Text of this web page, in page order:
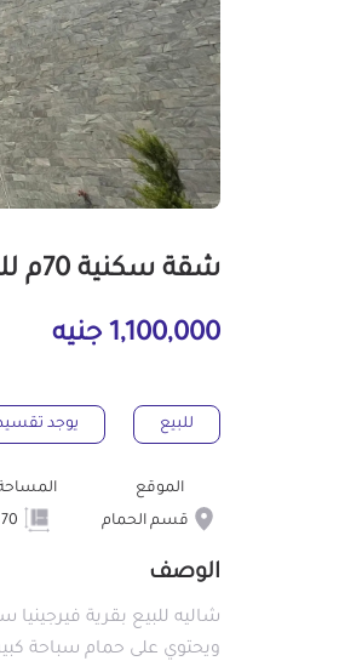
شقة سكنية 70م للبيع بالتقسيط بقسم الحمام مرسى مطروح
1,100,000 جنيه
للبيع يوجد
الموقع
قسم الحمام
الوصف
ويحتوي على حمام سباحة